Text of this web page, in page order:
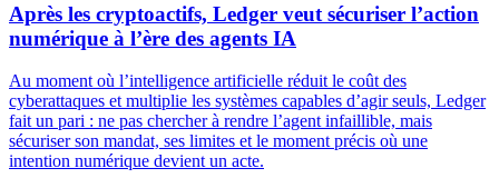
Après les cryptoactifs, Ledger veut sécuriser l’action
numérique à l’ère des agents IA
Au moment où l’intelligence artificielle réduit le coût des
cyberattaques et multiplie les systèmes capables d’agir seuls, Ledger
fait un pari : ne pas chercher à rendre l’agent infaillible, mais
sécuriser son mandat, ses limites et le moment précis où une
intention numérique devient un acte.